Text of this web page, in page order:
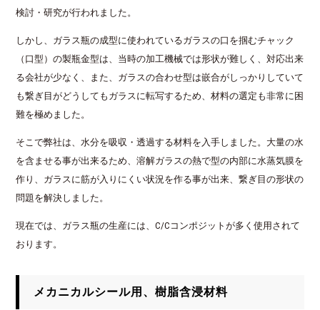
検討・研究が行われました。
しかし、ガラス瓶の成型に使われているガラスの口を掴むチャック
（口型）の製瓶金型は、当時の加工機械では形状が難しく、対応出来
る会社が少なく、また、ガラスの合わせ型は嵌合がしっかりしていて
も繋ぎ目がどうしてもガラスに転写するため、材料の選定も非常に困
難を極めました。
そこで弊社は、水分を吸収・透過する材料を入手しました。大量の水
を含ませる事が出来るため、溶解ガラスの熱で型の内部に水蒸気膜を
作り、ガラスに筋が入りにくい状況を作る事が出来、繋ぎ目の形状の
問題を解決しました。
現在では、ガラス瓶の生産には、C/Cコンポジットが多く使用されて
おります。
メカニカルシール用、樹脂含浸材料